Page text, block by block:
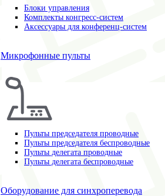
Блоки управления
Комплекты конгресс-систем
Аксессуары для конференц-систем
Микрофонные пульты
Пульты председателя проводные
Пульты председателя беспроводные
Пульты делегата проводные
Пульты делегата беспроводные
Оборудование для синхроперевода